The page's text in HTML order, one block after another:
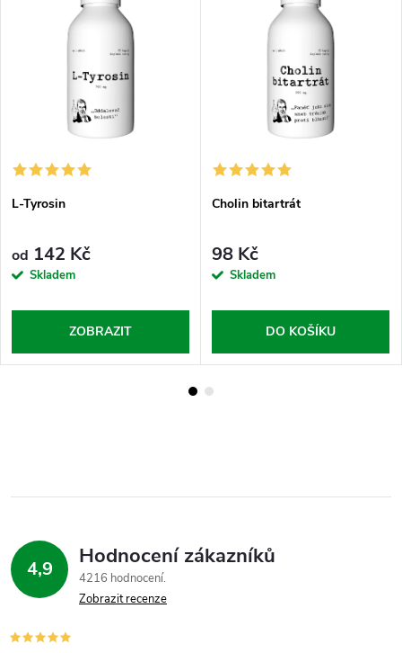
L-Tyrosin
od 142 Kč
Skladem
ZOBRAZIT
Cholin bitartrát
98 Kč
Skladem
DO KOŠÍKU
4,9 Hodnocení zákazníků
4216 hodnocení
Zobrazit recenze